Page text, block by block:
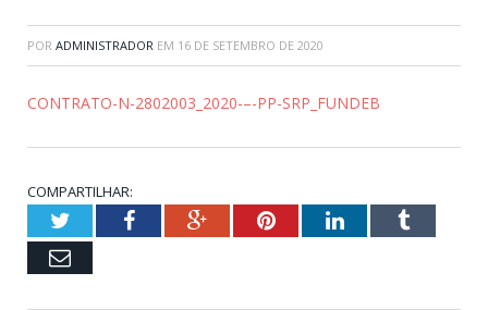
POR ADMINISTRADOR EM 16 DE SETEMBRO DE 2020
CONTRATO-N-2802003_2020-–-PP-SRP_FUNDEB
COMPARTILHAR:
TwitterFacebookGoogle+PinterestLinkedInTumblr
Email